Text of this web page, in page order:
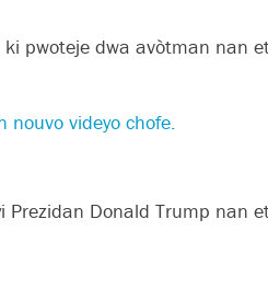
pwoteje dwa avòtman nan
videyo chofe.
Donald Trump nan